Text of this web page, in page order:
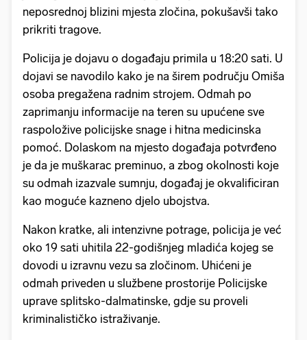
neposrednoj blizini mjesta zločina, pokušavši tako
prikriti tragove.
Policija je dojavu o događaju primila u 18:20 sati. U
dojavi se navodilo kako je na širem području Omiša
osoba pregažena radnim strojem. Odmah po
zaprimanju informacije na teren su upućene sve
raspoložive policijske snage i hitna medicinska
pomoć. Dolaskom na mjesto događaja potvrđeno
je da je muškarac preminuo, a zbog okolnosti koje
su odmah izazvale sumnju, događaj je okvalificiran
kao moguće kazneno djelo ubojstva.
Nakon kratke, ali intenzivne potrage, policija je već
oko 19 sati uhitila 22-godišnjeg mladića kojeg se
dovodi u izravnu vezu sa zločinom. Uhićeni je
odmah priveden u službene prostorije Policijske
uprave splitsko-dalmatinske, gdje su proveli
kriminalističko istraživanje.